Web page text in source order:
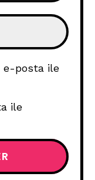
e-posta ile
ile